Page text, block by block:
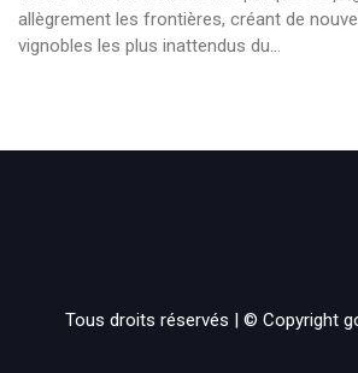
allègrement les frontières, créant de
vignobles les plus inattendus du...
Tous droits réservés | © Copyright